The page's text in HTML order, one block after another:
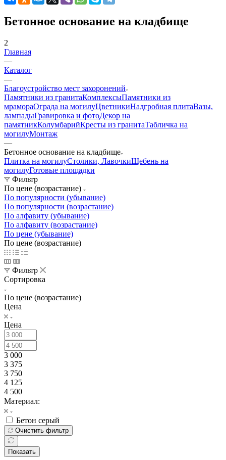
Бетонное основание на кладбище
2
Главная
—
Каталог
—
Благоустройство мест захоронений
Памятники из гранитаКомплексыПамятники из
мрамораОграда на могилуЦветникиНадгробная плитаВазы,
лампадыГравировка и фотоДекор на
памятникКолумбарийКресты из гранитаТабличка на
могилуМонтаж
—
Бетонное основание на кладбище
Плитка на могилуСтолики, ЛавочкиЩебень на
могилуГотовые площадки
Фильтр
По цене (возрастание)
По популярности (убывание)
По популярности (возрастание)
По алфавиту (убывание)
По алфавиту (возрастание)
По цене (убывание)
По цене (возрастание)
Фильтр
Сортировка
По цене (возрастание)
Цена
Цена
3 000
3 375
3 750
4 125
4 500
Материал:
Бетон серый
Очистить фильтр
Показать